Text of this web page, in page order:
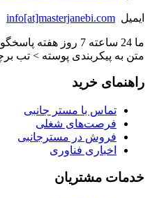
ایمیل info[at]masterjanebi.com
ما 24 ساعته 7 روز
متن به پیکربندی پوسته > تب
راهنمای خرید
تماس با مستر جانبی
فرصت‌های شغلی
فروش در مسترجانبی
اخباری فناوری
خدمات مشتریان